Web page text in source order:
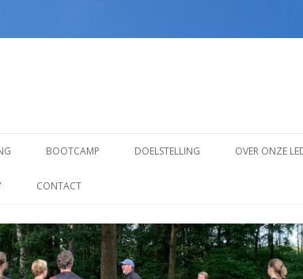
naar
VOOR BEGINNERS
BOOTCAMP DOELSTELLING OVER ONZE
CONTACT